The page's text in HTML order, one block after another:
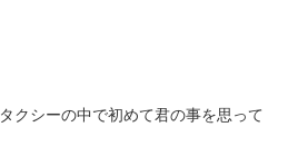
クシーの中で初めて君の事を思って